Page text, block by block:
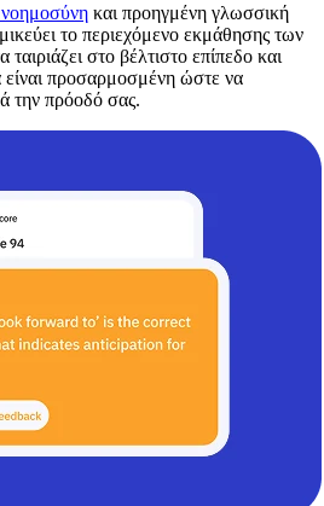
νοημοσύνη και προηγμένη γλωσσική
το περιεχόμενο εκμάθησης των
στο βέλτιστο επίπεδο και
προσαρμοσμένη ώστε να
την πρόοδό σας.